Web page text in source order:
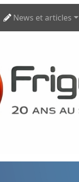
News et articles